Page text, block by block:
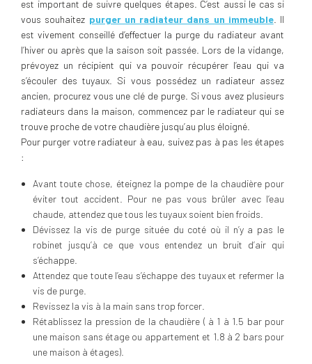
est important de suivre quelques étapes. C’est aussi le cas si
vous souhaitez purger un radiateur dans un immeuble. Il
est vivement conseillé d’effectuer la purge du radiateur avant
l’hiver ou après que la saison soit passée. Lors de la vidange,
prévoyez un récipient qui va pouvoir récupérer l’eau qui va
s’écouler des tuyaux. Si vous possédez un radiateur assez
ancien, procurez vous une clé de purge. Si vous avez plusieurs
radiateurs dans la maison, commencez par le radiateur qui se
trouve proche de votre chaudière jusqu’au plus éloigné.
Pour purger votre radiateur à eau, suivez pas à pas les étapes
:
Avant toute chose, éteignez la pompe de la chaudière pour
éviter tout accident. Pour ne pas vous brûler avec l’eau
chaude, attendez que tous les tuyaux soient bien froids.
Dévissez la vis de purge située du coté où il n’y a pas le
robinet jusqu’à ce que vous entendez un bruit d’air qui
s’échappe.
Attendez que toute l’eau s’échappe des tuyaux et refermer la
vis de purge.
Revissez la vis à la main sans trop forcer.
Rétablissez la pression de la chaudière ( à 1 à 1.5 bar pour
une maison sans étage ou appartement et 1.8 à 2 bars pour
une maison à étages).